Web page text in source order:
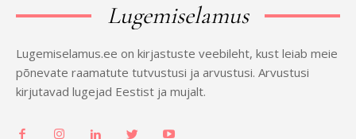
Lugemiselamus
Lugemiselamus.ee on kirjastuste veebileht, kust leiab meie
põnevate raamatute tutvustusi ja arvustusi. Arvustusi
kirjutavad lugejad Eestist ja mujalt.